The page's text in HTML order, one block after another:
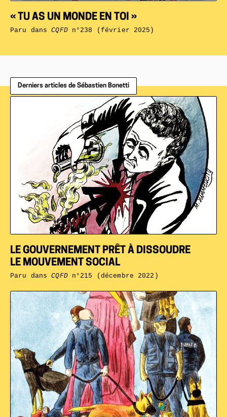
« TU AS UN MONDE EN TOI »
Paru dansCQFDn°238 (février 2025)
Derniers articles de Sébastien Bonetti
LE GOUVERNEMENT PRÊT À DISSOUDRE
LE MOUVEMENT SOCIAL
Paru dansCQFDn°215 (décembre 2022)